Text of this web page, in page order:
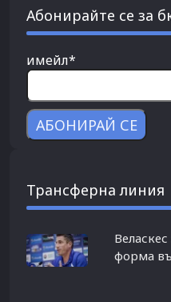
Абонирайте се за
имейл*
Трансферна линия
форма